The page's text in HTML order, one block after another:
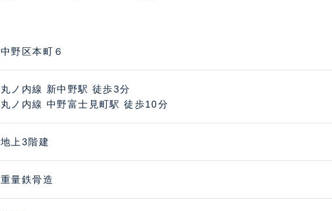
中野区本町６
丸ノ内線 新中野駅 徒歩3分
丸ノ内線 中野富士見町駅 徒歩10分
地上3階建
重量鉄骨造